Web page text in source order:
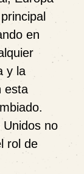
en
y la
esta
no
rol de